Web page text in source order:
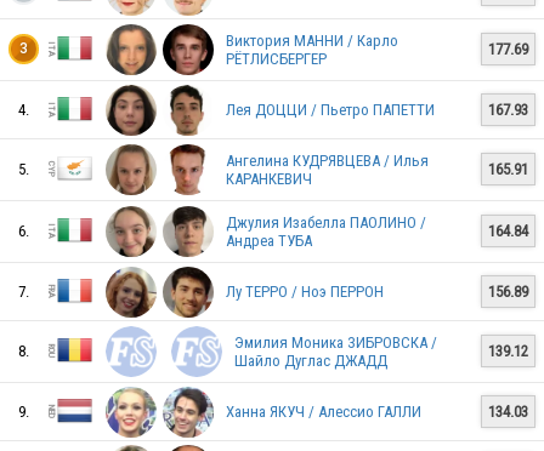
3
Виктория МАННИ / Карло
РЁТЛИСБЕРГЕР
177.69
4. Лея ДОЦЦИ / Пьетро ПАПЕТТИ 167.93
5.
Ангелина КУДРЯВЦЕВА / Илья
КАРАНКЕВИЧ
165.91
6.
Джулия Изабелла ПАОЛИНО /
Андреа ТУБА
164.84
7. Лу ТЕРРО / Ноэ ПЕРРОН 156.89
8.
Эмилия Моника ЗИБРОВСКА /
Шайло Дуглас ДЖАДД
139.12
9. Ханна ЯКУЧ / Алессио ГАЛЛИ 134.03